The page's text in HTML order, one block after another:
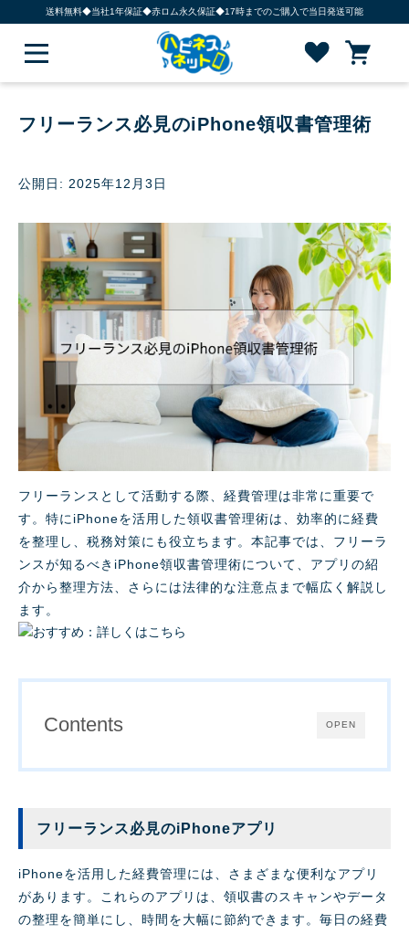
送料無料◆当社1年保証◆赤ロム永久保証◆17時までのご購入で当日発送可能
フリーランス必見のiPhone領収書管理術
公開日: 2025年12月3日
フリーランスとして活動する際、経費管理は非常に重要で
す。特にiPhoneを活用した領収書管理術は、効率的に経費
を整理し、税務対策にも役立ちます。本記事では、フリーラ
ンスが知るべきiPhone領収書管理術について、アプリの紹
介から整理方法、さらには法律的な注意点まで幅広く解説し
ます。
OPEN
Contents
フリーランス必見のiPhoneアプリ
iPhoneを活用した経費管理には、さまざまな便利なアプリ
があります。これらのアプリは、領収書のスキャンやデータ
の整理を簡単にし、時間を大幅に節約できます。毎日の経費